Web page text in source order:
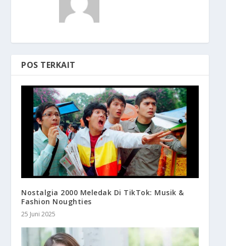
POS TERKAIT
Nostalgia 2000 Meledak Di TikTok: Musik &
Fashion Noughties
25 Juni 2025